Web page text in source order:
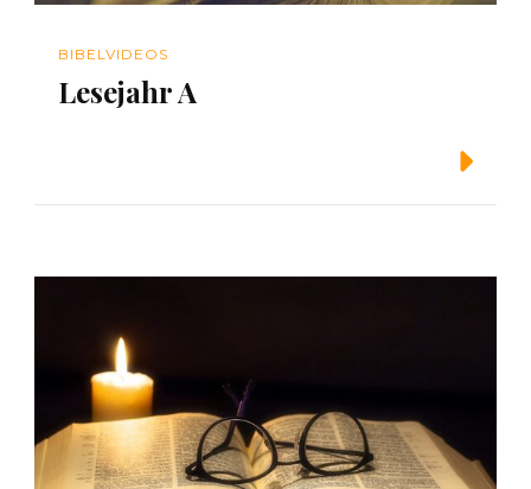
BIBELVIDEOS
Lesejahr A